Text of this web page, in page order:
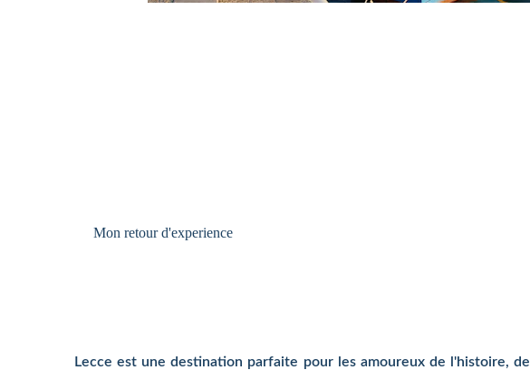
Lecce est une destination parfaite pour les amoureux de l'histoire, de
Mon retour d'experience